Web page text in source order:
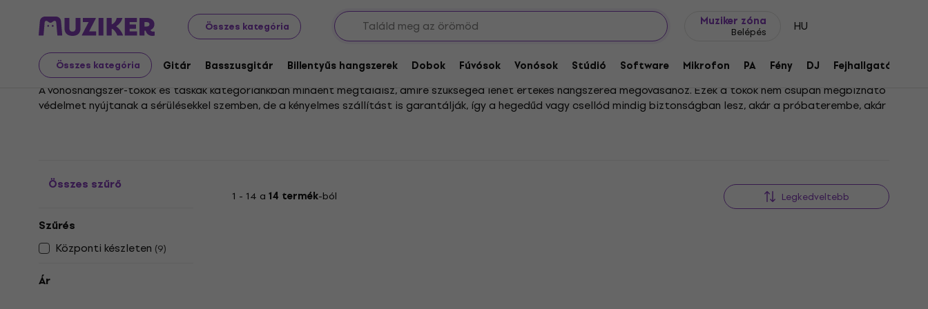
Összes kategória
Muziker zóna
Belépés HU
Összes kategória Gitár Basszusgitár Billentyűs hangszerek Dobok Fúvósok Vonósok Stúdió Software Mikrofon PA Fény DJ Fejhallgató
Hangszerek Vonósok Vonótokok és táskák
Vonótokok és táskák
A vonóshangszer-tokok és táskák kategóriánkban mindent megtalálsz, amire szükséged lehet értékes hangszered megóvásához. Ezek a tokok nem csupán megbízható
védelmet nyújtanak a sérülésekkel szemben, de a kényelmes szállítást is garantálják, így a hegedűd vagy csellód mindig biztonságban lesz, akár a próbaterembe, akár
Összes szűrő
Szűrés
Központi készleten (9)
Ár
1 - 14 a 14 termék-ból Legkedveltebb